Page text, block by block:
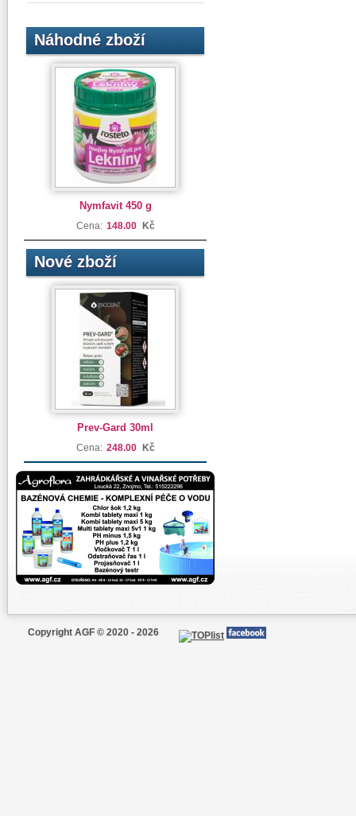
Náhodné zboží
Nymfavit 450 g
Cena: 148.00 Kč
Nové zboží
Prev-Gard 30ml
Cena: 248.00 Kč
Copyright AGF © 2020 - 2026